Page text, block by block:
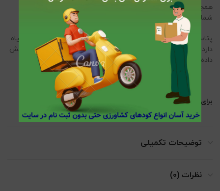
همچنین تنفس، تعریق را افزایش می دهد و باعث می شود گیاهان
شما قادر به جذب سایر مواد مغذی حیاتی باشند.
پتاسیم همچنین نقش کلیدی در انتقال آب و مواد مغذی در آوند گیاه
دارد. این محصول با مقدار کافی پتاسیم، می تواند رشد ریشه را افزایش
داده و به گسترش بیماری های محصولات کشاورزی کمک کند.
برای استفاده دقیق از این محصول به اینجا مراجعه کنید .
توضیحات تکمیلی
نظرات (0)